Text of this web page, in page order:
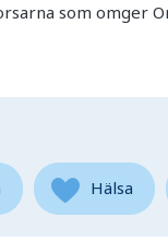
som omger
Hälsa